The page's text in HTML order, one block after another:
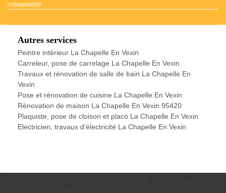
indisponible
Autres services
Peintre intérieur La Chapelle En Vexin
Carreleur, pose de carrelage La Chapelle En Vexin
Travaux et rénovation de salle de bain La Chapelle En
Vexin
Pose et rénovation de cuisine La Chapelle En Vexin
Rénovation de maison La Chapelle En Vexin 95420
Plaquiste, pose de cloison et placo La Chapelle En Vexin
Electricien, travaux d'électricité La Chapelle En Vexin